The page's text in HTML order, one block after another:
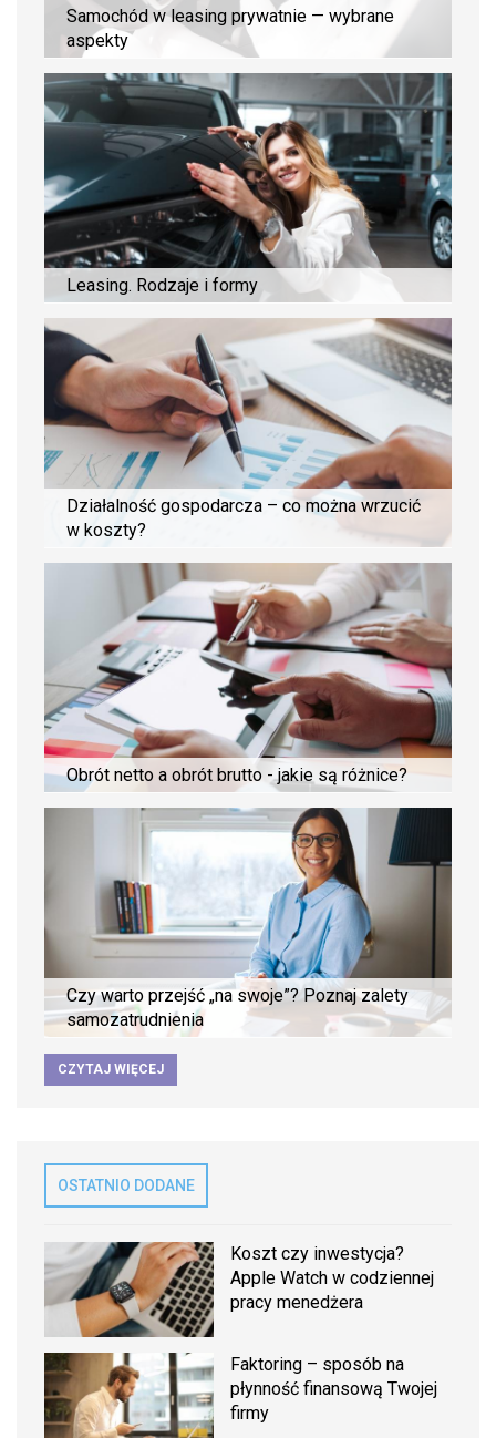
Samochód w leasing prywatnie — wybrane
aspekty
Leasing. Rodzaje i formy
Działalność gospodarcza – co można wrzucić
w koszty?
Obrót netto a obrót brutto - jakie są różnice?
Czy warto przejść „na swoje”? Poznaj zalety
samozatrudnienia
CZYTAJ WIĘCEJ
OSTATNIO DODANE
Koszt czy inwestycja?
Apple Watch w codziennej
pracy menedżera
Faktoring – sposób na
płynność finansową Twojej
firmy